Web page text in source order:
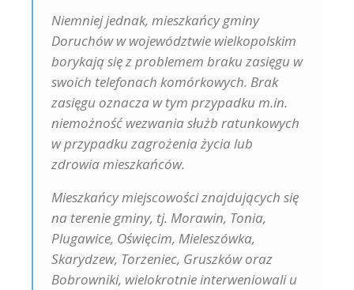
Niemniej jednak, mieszkańcy gminy
Doruchów w województwie wielkopolskim
borykają się z problemem braku zasięgu w
swoich telefonach komórkowych. Brak
zasięgu oznacza w tym przypadku m.in.
niemożność wezwania służb ratunkowych
w przypadku zagrożenia życia lub
zdrowia mieszkańców.
Mieszkańcy miejscowości znajdujących się
na terenie gminy, tj. Morawin, Tonia,
Plugawice, Oświęcim, Mieleszówka,
Skarydzew, Torzeniec, Gruszków oraz
Bobrowniki, wielokrotnie interweniowali u